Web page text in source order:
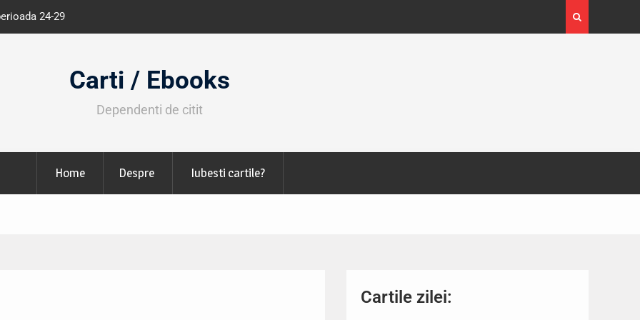
24-29
130.000 de vizitatori
Carti / Ebooks
Dependenti de citit
Home Despre Iubesti cartile?
Cartile zilei: